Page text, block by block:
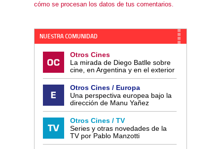
cómo se procesan los datos de tus comentarios.
NUESTRA COMUNIDAD
Otros Cines
La mirada de Diego Batlle sobre
cine, en Argentina y en el exterior
Otros Cines / Europa
Una perspectiva europea bajo la
dirección de Manu Yañez
Otros Cines / TV
Series y otras novedades de la
TV por Pablo Manzotti